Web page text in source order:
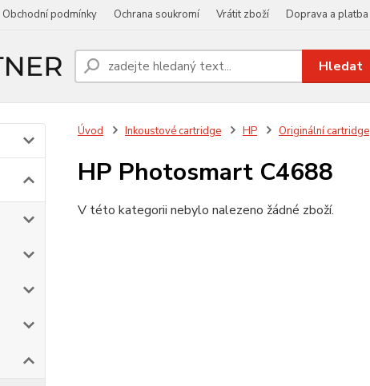
Obchodní podmínky Ochrana soukromí Vrátit zboží Doprava a platba
Hledat
Úvod Inkoustové cartridge HP Originální cartridge
HP Photosmart C4688
V této kategorii nebylo nalezeno žádné zboží.